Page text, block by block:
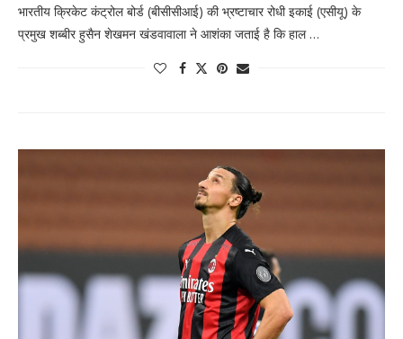
भारतीय क्रिकेट कंट्रोल बोर्ड (बीसीसीआई) की भ्रष्टाचार रोधी इकाई (एसीयू) के
प्रमुख शब्बीर हुसैन शेखमन खंडवावाला ने आशंका जताई है कि हाल …